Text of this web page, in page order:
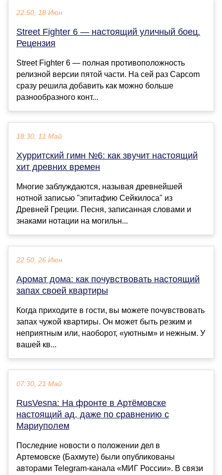
22:50, 18 Июн
Street Fighter 6 — настоящий уличный боец.
Рецензия
Street Fighter 6 — полная противоположность
релизной версии пятой части. На сей раз Capcom
сразу решила добавить как можно больше
разнообразного конт...
18:30, 11 Май
Хурритский гимн №6: как звучит настоящий
хит древних времен
Многие заблуждаются, называя древнейшей
нотной записью "эпитафию Сейкилоса" из
Древней Греции. Песня, записанная словами и
знаками нотации на могильн...
22:50, 26 Июн
Аромат дома: как почувствовать настоящий
запах своей квартиры
Когда приходите в гости, вы можете почувствовать
запах чужой квартиры. Он может быть резким и
неприятным или, наоборот, «уютным» и нежным. У
вашей кв...
07:30, 21 Май
RusVesna: На фронте в Артёмовске
настоящий ад, даже по сравнению с
Мариуполем
Последние новости о положении дел в
Артемовске (Бахмуте) были опубликованы
авторами Telegram-канала «МИГ России». В связи